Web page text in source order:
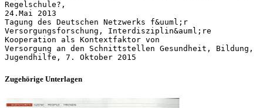
Regelschule?,
24.Mai 2013
Tagung des Deutschen Netzwerks f&uuml;r
Versorgungsforschung, Interdisziplin&auml;re
Kooperation als Kontextfaktor von
Versorgung an den Schnittstellen Gesundheit, Bildung,
Zugehörige Unterlagen